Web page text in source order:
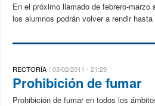
En el próximo llamado de febrero-
los alumnos podrán volver a rendir
RECTORÍA 03/02/2011 - 21:29
Prohibición de fumar
Prohibición de fumar en todos los